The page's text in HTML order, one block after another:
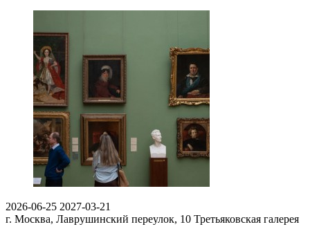
2026-06-25 2027-03-21
г. Москва, Лаврушинский переулок, 10 Третьяковская галерея